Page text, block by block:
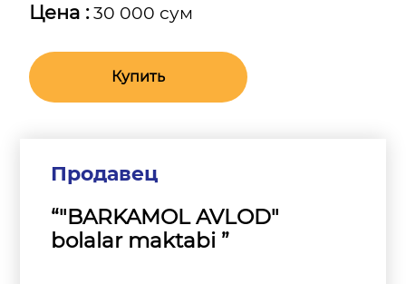
Цена :30 000 сум
Купить
Продавец
“"BARKAMOL AVLOD"
bolalar maktabi ”